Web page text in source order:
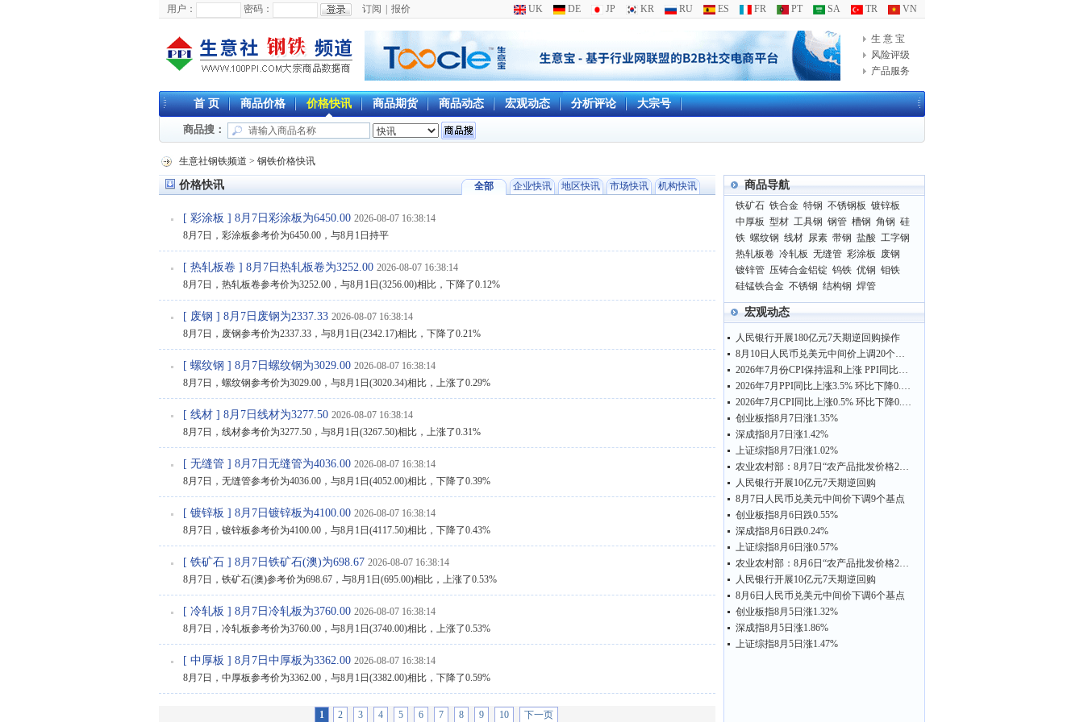
用户： 密码： 订阅 报价 UK DE JP KR RU ES FR PT SA TR VN
生 意 宝
风险评级
产品服务
首 页 商品价格 价格快讯 商品期货 商品动态 宏观动态 分析评论 大宗号
商品搜：
生意社钢铁频道 > 钢铁价格快讯
价格快讯 全部 企业快讯 地区快讯 市场快讯 机构快讯
[ 彩涂板 ] 8月7日彩涂板为6450.00 2026-08-07 16:38:14
8月7日，彩涂板参考价为6450.00，与8月1日持平
[ 热轧板卷 ] 8月7日热轧板卷为3252.00 2026-08-07 16:38:14
8月7日，热轧板卷参考价为3252.00，与8月1日(3256.00)相比，下降了0.12%
[ 废钢 ] 8月7日废钢为2337.33 2026-08-07 16:38:14
8月7日，废钢参考价为2337.33，与8月1日(2342.17)相比，下降了0.21%
[ 螺纹钢 ] 8月7日螺纹钢为3029.00 2026-08-07 16:38:14
8月7日，螺纹钢参考价为3029.00，与8月1日(3020.34)相比，上涨了0.29%
[ 线材 ] 8月7日线材为3277.50 2026-08-07 16:38:14
8月7日，线材参考价为3277.50，与8月1日(3267.50)相比，上涨了0.31%
[ 无缝管 ] 8月7日无缝管为4036.00 2026-08-07 16:38:14
8月7日，无缝管参考价为4036.00，与8月1日(4052.00)相比，下降了0.39%
[ 镀锌板 ] 8月7日镀锌板为4100.00 2026-08-07 16:38:14
8月7日，镀锌板参考价为4100.00，与8月1日(4117.50)相比，下降了0.43%
[ 铁矿石 ] 8月7日铁矿石(澳)为698.67 2026-08-07 16:38:14
8月7日，铁矿石(澳)参考价为698.67，与8月1日(695.00)相比，上涨了0.53%
[ 冷轧板 ] 8月7日冷轧板为3760.00 2026-08-07 16:38:14
8月7日，冷轧板参考价为3760.00，与8月1日(3740.00)相比，上涨了0.53%
[ 中厚板 ] 8月7日中厚板为3362.00 2026-08-07 16:38:14
8月7日，中厚板参考价为3362.00，与8月1日(3382.00)相比，下降了0.59%
1 2 3 4 5 6 7 8 9 10 下一页
商品导航
铁矿石 铁合金 特钢 不锈钢板 镀锌板
中厚板 型材 工具钢 钢管 槽钢 角钢 硅
铁 螺纹钢 线材 尿素 带钢 盐酸 工字钢
热轧板卷 冷轧板 无缝管 彩涂板 废钢
镀锌管 压铸合金铝锭 钨铁 优钢 钼铁
硅锰铁合金 不锈钢 结构钢 焊管
宏观动态
人民银行开展180亿元7天期逆回购操作
8月10日人民币兑美元中间价上调20个基点
2026年7月份CPI保持温和上涨 PPI同比涨幅有所回落
2026年7月PPI同比上涨3.5% 环比下降0.7%
2026年7月CPI同比上涨0.5% 环比下降0.1%
创业板指8月7日涨1.35%
深成指8月7日涨1.42%
上证综指8月7日涨1.02%
农业农村部：8月7日“农产品批发价格200指数”比昨天上升0.26个点
人民银行开展10亿元7天期逆回购
8月7日人民币兑美元中间价下调9个基点
创业板指8月6日跌0.55%
深成指8月6日跌0.24%
上证综指8月6日涨0.57%
农业农村部：8月6日“农产品批发价格200指数”比昨天上升0.17个点
人民银行开展10亿元7天期逆回购
8月6日人民币兑美元中间价下调6个基点
创业板指8月5日涨1.32%
深成指8月5日涨1.86%
上证综指8月5日涨1.47%